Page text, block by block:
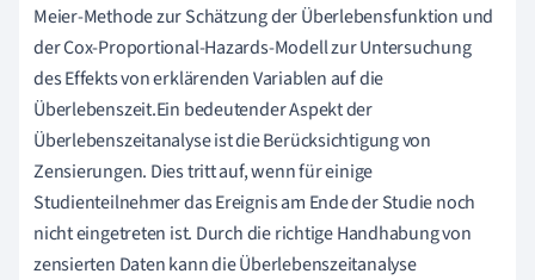
Meier-Methode zur Schätzung der Überlebensfunktion und
der Cox-Proportional-Hazards-Modell zur Untersuchung
des Effekts von erklärenden Variablen auf die
Überlebenszeit.Ein bedeutender Aspekt der
Überlebenszeitanalyse ist die Berücksichtigung von
Zensierungen. Dies tritt auf, wenn für einige
Studienteilnehmer das Ereignis am Ende der Studie noch
nicht eingetreten ist. Durch die richtige Handhabung von
zensierten Daten kann die Überlebenszeitanalyse